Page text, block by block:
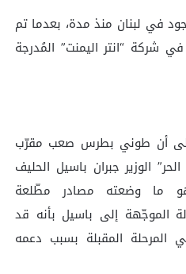
في لبنان منذ مدة، بعدما تم
شركة “انتر اليمنت” المُدرجة
إلى أن طوني بطرس صعب مقرّب
الوزير جبران باسيل الحليف
ما وضعته مصادر مطّلعة
الموجّهة إلى باسيل بأنه قد
المرحلة المقبلة بسبب دعمه